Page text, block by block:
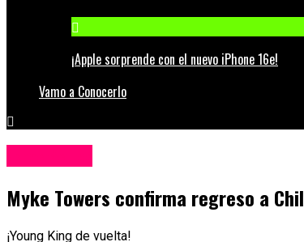
¡Apple sorprende con el nuevo iPhone 16e!
Vamo a Conocerlo
Myke Towers confirma regreso a
¡Young King de vuelta!